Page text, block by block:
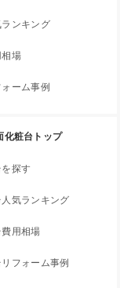
ンキング
相場
ーム事例
化粧台トップ
探す
気ランキング
用相場
フォーム事例